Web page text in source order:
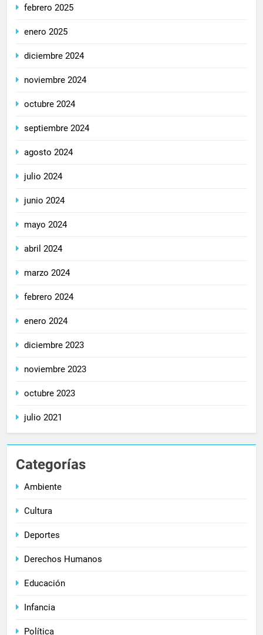
febrero 2025
enero 2025
diciembre 2024
noviembre 2024
octubre 2024
septiembre 2024
agosto 2024
julio 2024
junio 2024
mayo 2024
abril 2024
marzo 2024
febrero 2024
enero 2024
diciembre 2023
noviembre 2023
octubre 2023
julio 2021
Categorías
Ambiente
Cultura
Deportes
Derechos Humanos
Educación
Infancia
Política